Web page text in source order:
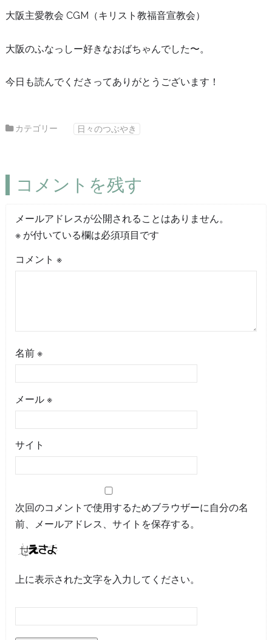
大阪主愛教会 CGM（キリスト教福音宣教会）
大阪のふなっしー好きなおばちゃんでした〜。
今日も読んでくださってありがとうございます！
カテゴリー 日々のつぶやき
コメントを残す
メールアドレスが公開されることはありません。
※が付いている欄は必須項目です
コメント ※
名前 ※
メール ※
サイト
次回のコメントで使用するためブラウザーに自分の名
前、メールアドレス、サイトを保存する。
上に表示された文字を入力してください。